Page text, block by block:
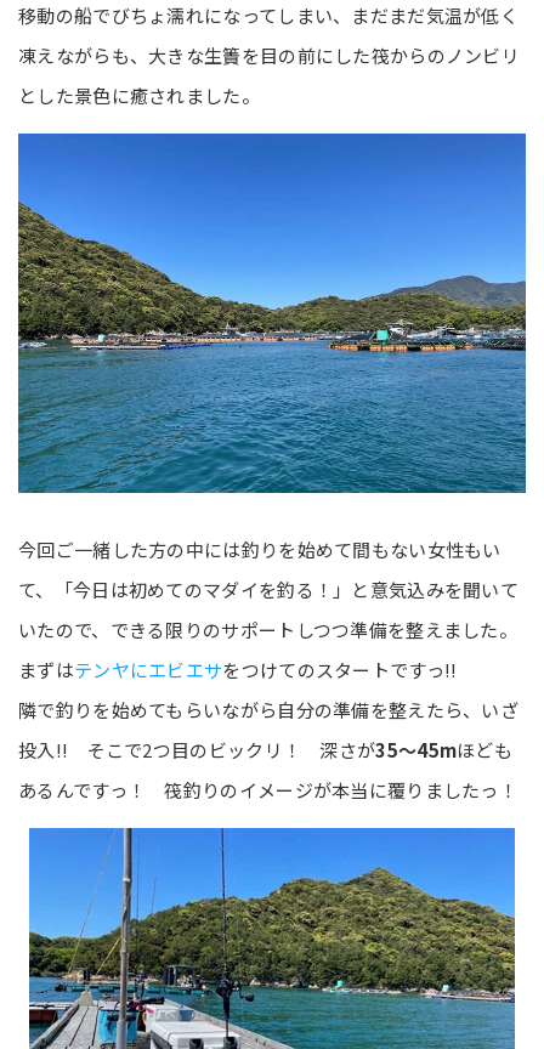
移動の船でびちょ濡れになってしまい、まだまだ気温が低く
凍えながらも、大きな生簀を目の前にした筏からのノンビリ
とした景色に癒されました。
今回ご一緒した方の中には釣りを始めて間もない女性もい
て、「今日は初めてのマダイを釣る！」と意気込みを聞いて
いたので、できる限りのサポートしつつ準備を整えました。
まずはテンヤにエビエサをつけてのスタートですっ!!
隣で釣りを始めてもらいながら自分の準備を整えたら、いざ
投入!! そこで2つ目のビックリ！ 深さが35～45mほども
あるんですっ！ 筏釣りのイメージが本当に覆りましたっ！